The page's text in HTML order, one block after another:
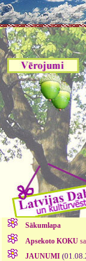
Sākumlapa
Apsekoto KOKU
JAUNUMI